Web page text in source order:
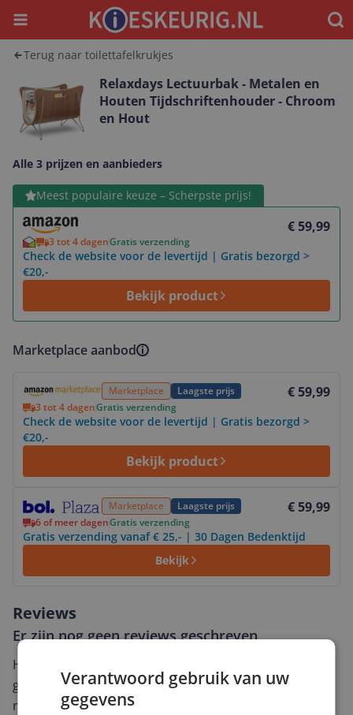
Menu
Terug naar toilettafelkrukjes
Relaxdays Lectuurbak - Metalen en
Houten Tijdschriftenhouder - Chroom
en Hout
Alle 3 prijzen en aanbieders
Meest populaire keuze – Scherpste prijs!
€ 59,99
3 tot 4 dagenGratis verzending
Check de website voor de levertijd | Gratis bezorgd >
€20,-
Bekijk product
Bekijk product
Marketplace aanbod
Marketplace Laagste prijs € 59,99
3 tot 4 dagenGratis verzending
Check de website voor de levertijd | Gratis bezorgd >
€20,-
Bekijk product
Marketplace Laagste prijs € 59,99
6 of meer dagenGratis verzending
Gratis verzending vanaf € 25,- | 30 Dagen Bedenktijd
Bekijk
Reviews
Er zijn nog geen reviews geschreven
Heb jij dit product in bezit en wil je graag je mening
geven? Start dan hieronder met het schrijven van je
review. Afhankelijk van de details duurt het schrijven
Verantwoord gebruik van uw
gegevens